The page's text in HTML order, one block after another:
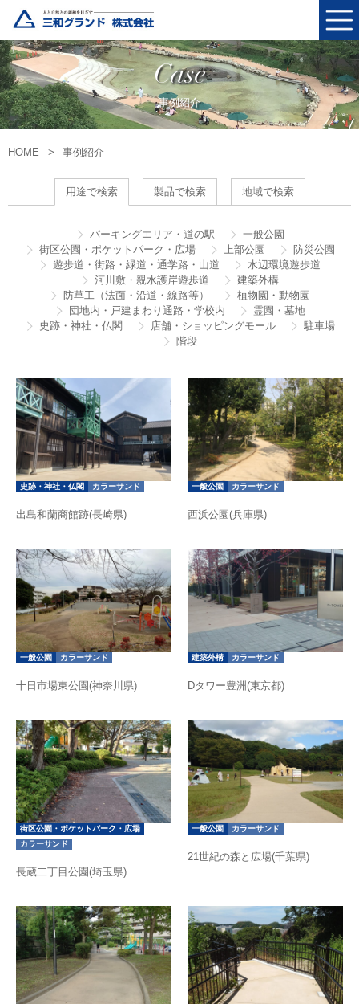
Case
事例紹介
HOME 事例紹介
用途で検索 製品で検索 地域で検索
パーキングエリア・道の駅
一般公園
街区公園・ポケットパーク・広場
上部公園
防災公園
遊歩道・街路・緑道・通学路・山道
水辺環境遊歩道
河川敷・親水護岸遊歩道
建築外構
防草工（法面・沿道・線路等）
植物園・動物園
団地内・戸建まわり通路・学校内
霊園・墓地
史跡・神社・仏閣
店舗・ショッピングモール
駐車場
階段
史跡・神社・仏閣 カラーサンド
出島和蘭商館跡(長崎県)
一般公園 カラーサンド
西浜公園(兵庫県)
一般公園 カラーサンド
十日市場東公園(神奈川県)
建築外構 カラーサンド
Dタワー豊洲(東京都)
街区公園・ポケットパーク・広場
カラーサンド
長蔵二丁目公園(埼玉県)
一般公園 カラーサンド
21世紀の森と広場(千葉県)